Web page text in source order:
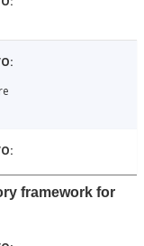
framework for